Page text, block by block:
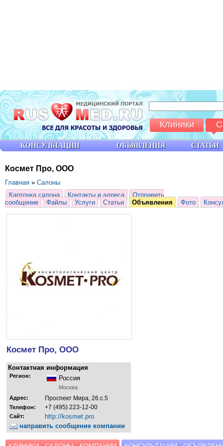
Космет Про, ООО
Главная » Салоны
Карточка салона
Контакты и адреса
Отправить
сообщение
Файлы Услуги Статьи Объявления Фото
Космет Про, ООО
Контактная информация
Регион: Россия
Москва
Адрес:
Проспект Мира, 26.с.5
Телефон: +7 (495) 223-12-00
Сайт:
http://kosmet.pro
направить сообщение компании
КОНСУЛЬТАЦИИ ОБЪЯВЛЕНИЯ СТАТЬИ
Клиники